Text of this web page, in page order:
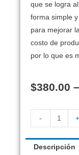
que se logra
forma simple
para mejorar
costo de
por lo que es
$380.00 –
- +
Descripción